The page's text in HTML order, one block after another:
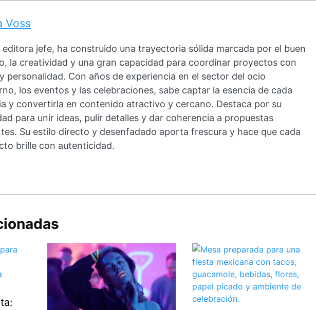
Voss
editora jefe, ha construido una trayectoria sólida marcada por el buen
la creatividad y una gran capacidad para coordinar proyectos con
personalidad. Con años de experiencia en el sector del ocio
los eventos y las celebraciones, sabe captar la esencia de cada
y convertirla en contenido atractivo y cercano. Destaca por su
para unir ideas, pulir detalles y dar coherencia a propuestas
Su estilo directo y desenfadado aporta frescura y hace que cada
brille con autenticidad.